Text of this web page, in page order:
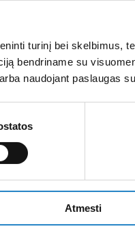
turinį bei skelbimus,
bendriname su
naudojant paslaugas
Atmesti